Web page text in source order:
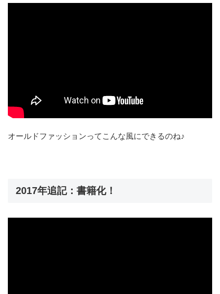
オールドファッションってこんな風にできるのね♪
2017年追記：書籍化！